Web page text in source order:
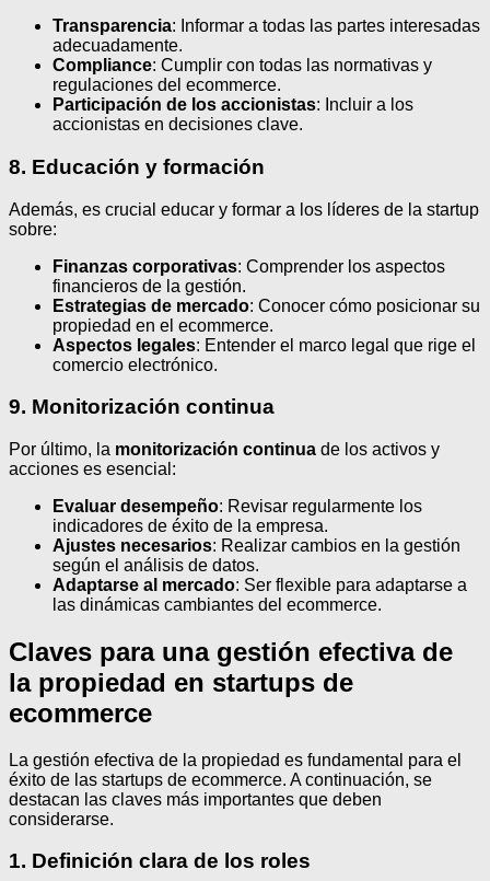
Transparencia: Informar a todas las partes interesadas
adecuadamente.
Compliance: Cumplir con todas las normativas y
regulaciones del ecommerce.
Participación de los accionistas: Incluir a los
accionistas en decisiones clave.
8. Educación y formación
Además, es crucial educar y formar a los líderes de la startup
sobre:
Finanzas corporativas: Comprender los aspectos
financieros de la gestión.
Estrategias de mercado: Conocer cómo posicionar su
propiedad en el ecommerce.
Aspectos legales: Entender el marco legal que rige el
comercio electrónico.
9. Monitorización continua
Por último, la monitorización continua de los activos y
acciones es esencial:
Evaluar desempeño: Revisar regularmente los
indicadores de éxito de la empresa.
Ajustes necesarios: Realizar cambios en la gestión
según el análisis de datos.
Adaptarse al mercado: Ser flexible para adaptarse a
las dinámicas cambiantes del ecommerce.
Claves para una gestión efectiva de
la propiedad en startups de
ecommerce
La gestión efectiva de la propiedad es fundamental para el
éxito de las startups de ecommerce. A continuación, se
destacan las claves más importantes que deben
considerarse.
1. Definición clara de los roles